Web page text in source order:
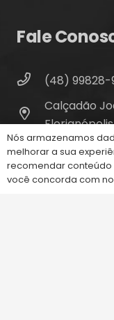
Fale
(48) 99828-
Calçadão
Nós armazenamos
melhorar a sua
recomendar conteúdo
você concorda com